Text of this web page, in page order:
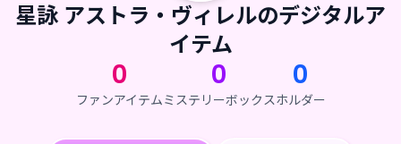
星詠 アストラ・ヴィレルのデジタルア
イテム
0
ファンアイテム
0
ミステリーボックス
0
ホルダー